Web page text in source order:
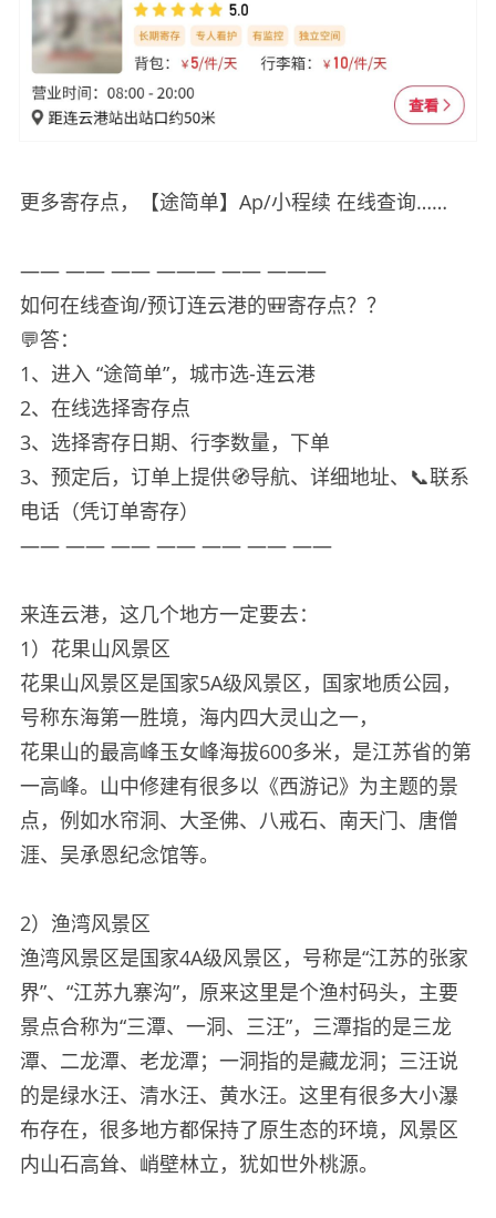
更多寄存点，【途简单】Ap/小程续 在线查询……
—— —— —— ——— —— ———
如何在线查询/预订连云港的🎒寄存点？？
💬答：
1、进入 “途简单”，城市选-连云港
2、在线选择寄存点
3、选择寄存日期、行李数量，下单
3、预定后，订单上提供🧭导航、详细地址、📞联系
电话（凭订单寄存）
—— —— —— —— —— —— ——
来连云港，这几个地方一定要去：
1）花果山风景区
花果山风景区是国家5A级风景区，国家地质公园，
号称东海第一胜境，海内四大灵山之一，
花果山的最高峰玉女峰海拔600多米，是江苏省的第
一高峰。山中修建有很多以《西游记》为主题的景
点，例如水帘洞、大圣佛、八戒石、南天门、唐僧
涯、吴承恩纪念馆等。
2）渔湾风景区
渔湾风景区是国家4A级风景区，号称是“江苏的张家
界”、“江苏九寨沟”，原来这里是个渔村码头，主要
景点合称为“三潭、一洞、三汪”，三潭指的是三龙
潭、二龙潭、老龙潭；一洞指的是藏龙洞；三汪说
的是绿水汪、清水汪、黄水汪。这里有很多大小瀑
布存在，很多地方都保持了原生态的环境，风景区
内山石高耸、峭壁林立，犹如世外桃源。